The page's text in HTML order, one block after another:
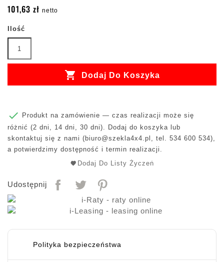
101,63 zł netto
Ilość
 Dodaj Do Koszyka

Produkt na zamówienie — czas realizacji może się
różnić (2 dni, 14 dni, 30 dni). Dodaj do koszyka lub
skontaktuj się z nami ( biuro@szekla4x4.pl , tel. 534 600 534),
a potwierdzimy dostępność i termin realizacji.
Dodaj Do Listy Życzeń
Udostępnij
Polityka bezpieczeństwa